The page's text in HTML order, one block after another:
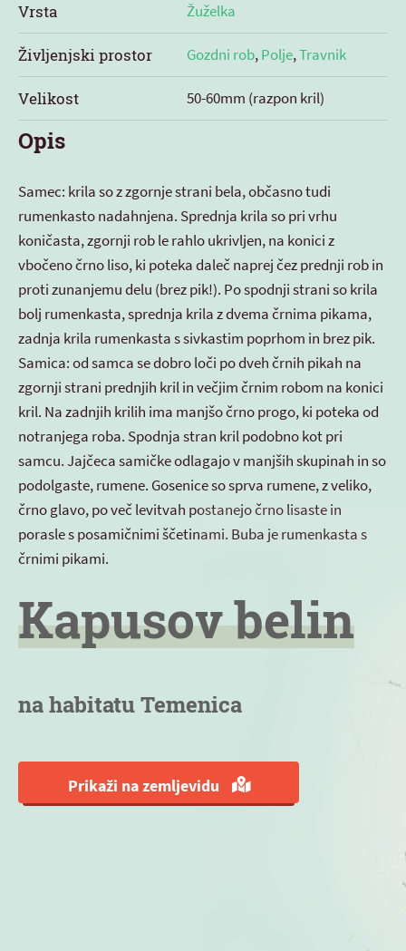
Vrsta Žuželka
Življenjski prostor Gozdni rob,Polje,Travnik
Velikost 50-60mm (razpon kril)
Opis
Samec: krila so z zgornje strani bela, občasno tudi
rumenkasto nadahnjena. Sprednja krila so pri vrhu
koničasta, zgornji rob le rahlo ukrivljen, na konici z
vbočeno črno liso, ki poteka daleč naprej čez prednji rob in
proti zunanjemu delu (brez pik!). Po spodnji strani so krila
bolj rumenkasta, sprednja krila z dvema črnima pikama,
zadnja krila rumenkasta s sivkastim poprhom in brez pik.
Samica: od samca se dobro loči po dveh črnih pikah na
zgornji strani prednjih kril in večjim črnim robom na konici
kril. Na zadnjih krilih ima manjšo črno progo, ki poteka od
notranjega roba. Spodnja stran kril podobno kot pri
samcu. Jajčeca samičke odlagajo v manjših skupinah in so
podolgaste, rumene. Gosenice so sprva rumene, z veliko,
črno glavo, po več levitvah postanejo črno lisaste in
porasle s posamičnimi ščetinami. Buba je rumenkasta s
črnimi pikami.
Kapusov belin
na habitatu Temenica
Prikaži na zemljevidu